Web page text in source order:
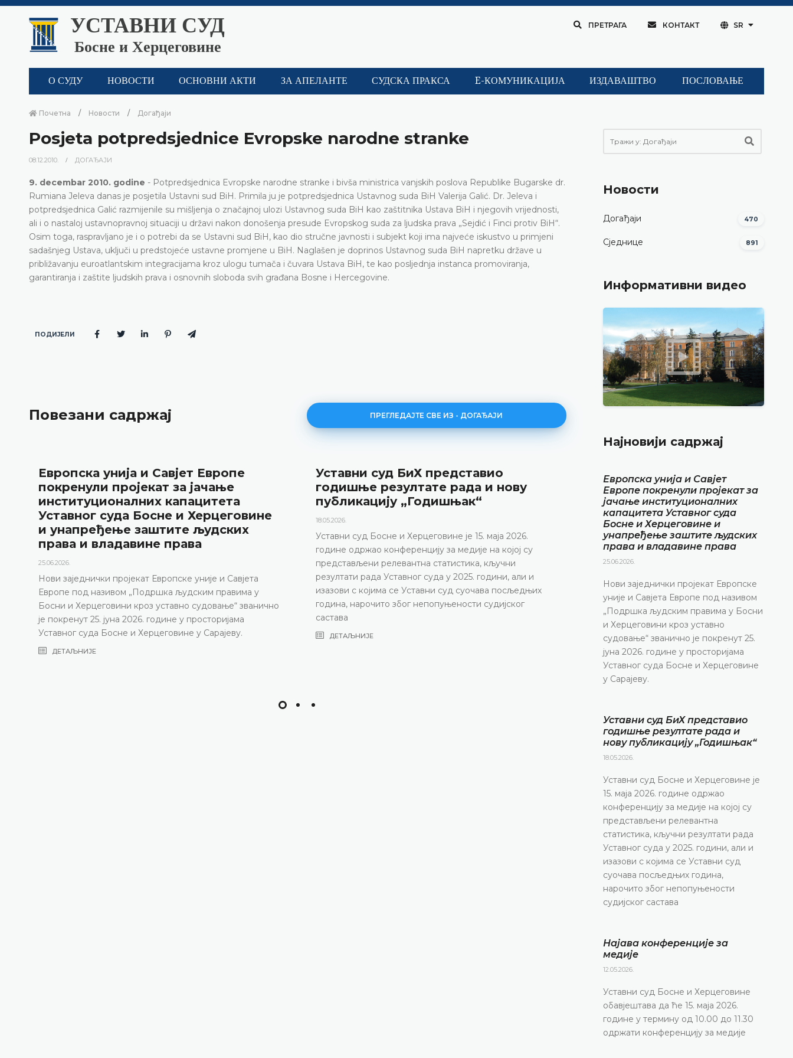
УСТАВНИ СУД
Босне и Херцеговине
ПРЕТРАГА КОНТАКТ SR
О СУДУ НОВОСТИ ОСНОВНИ АКТИ ЗА АПЕЛАНТЕ СУДСКА ПРАКСА E-КОМУНИКАЦИЈА ИЗДАВАШТВО ПОСЛОВАЊЕ
Почетна Новости Догађаји
Posjeta potpredsjednice Evropske narodne stranke
08.12.2010. ДОГАЂАЈИ
9. decembar 2010. godine - Potpredsjednica Evropske narodne stranke i bivša ministrica vanjskih poslova Republike Bugarske dr.
Rumiana Jeleva danas je posjetila Ustavni sud BiH. Primila ju je potpredsjednica Ustavnog suda BiH Valerija Galić. Dr. Jeleva i
potpredsjednica Galić razmijenile su mišljenja o značajnoj ulozi Ustavnog suda BiH kao zaštitnika Ustava BiH i njegovih vrijednosti,
ali i o nastaloj ustavnopravnoj situaciji u državi nakon donošenja presude Evropskog suda za ljudska prava „Sejdić i Finci protiv BiH“.
Osim toga, raspravljano je i o potrebi da se Ustavni sud BiH, kao dio stručne javnosti i subjekt koji ima najveće iskustvo u primjeni
sadašnjeg Ustava, uključi u predstojeće ustavne promjene u BiH. Naglašen je doprinos Ustavnog suda BiH napretku države u
približavanju euroatlantskim integracijama kroz ulogu tumača i čuvara Ustava BiH, te kao posljednja instanca promoviranja,
garantiranja i zaštite ljudskih prava i osnovnih sloboda svih građana Bosne i Hercegovine.
ПОДИЈЕЛИ
Повезани садржај ПРЕГЛЕДАЈТЕ СВЕ ИЗ - ДОГАЂАЈИ
Европска унија и Савјет Европе
покренули пројекат за јачање
институционалних капацитета
Уставног суда Босне и Херцеговине
и унапређење заштите људских
права и владавине права
25.06.2026.
Нови заједнички пројекат Европске уније и Савјета
Европе под називом „Подршка људским правима у
Босни и Херцеговини кроз уставно судовање“ званично
је покренут 25. јуна 2026. године у просторијама
Уставног суда Босне и Херцеговине у Сарајеву.
ДЕТАЉНИЈЕ
Уставни суд БиХ представио
годишње резултате рада и нову
публикацију „Годишњак“
18.05.2026.
Уставни суд Босне и Херцеговине је 15. маја 2026.
године одржао конференцију за медије на којој су
представљени релевантна статистика, кључни
резултати рада Уставног суда у 2025. години, али и
изазови с којима се Уставни суд суочава посљедњих
година, нарочито због непопуњености судијског
састава
ДЕТАЉНИЈЕ
Најава конференције за
12.05.2026.
Уставни суд Босне и Херцеговине
маја 2026. године у термину од 10.00 до 11.30
конференцију за медије
ДЕТАЉНИЈЕ
Новости
Догађаји 470
Сједнице 891
Информативни видео
Најновији садржај
Европска унија и Савјет
Европе покренули пројекат за
јачање институционалних
капацитета Уставног суда
Босне и Херцеговине и
унапређење заштите људских
права и владавине права
25.06.2026.
Нови заједнички пројекат Европске
уније и Савјета Европе под називом
„Подршка људским правима у Босни
и Херцеговини кроз уставно
судовање“ званично је покренут 25.
јуна 2026. године у просторијама
Уставног суда Босне и Херцеговине
у Сарајеву.
Уставни суд БиХ представио
годишње резултате рада и
нову публикацију „Годишњак“
18.05.2026.
Уставни суд Босне и Херцеговине је
15. маја 2026. године одржао
конференцију за медије на којој су
представљени релевантна
статистика, кључни резултати рада
Уставног суда у 2025. години, али и
изазови с којима се Уставни суд
суочава посљедњих година,
нарочито због непопуњености
судијског састава
Најава конференције за
медије
12.05.2026.
Уставни суд Босне и Херцеговине
обавјештава да ће 15. маја 2026.
године у термину од 10.00 до 11.30
одржати конференцију за медије